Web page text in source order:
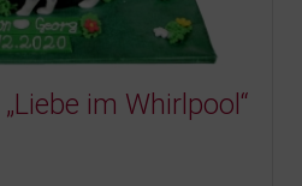
im Whirlpool“